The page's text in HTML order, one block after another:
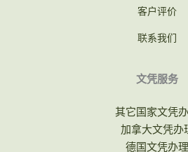
客户评价
联系我们
文凭服务
其它国家文凭
加拿大文凭办
德国文凭办理